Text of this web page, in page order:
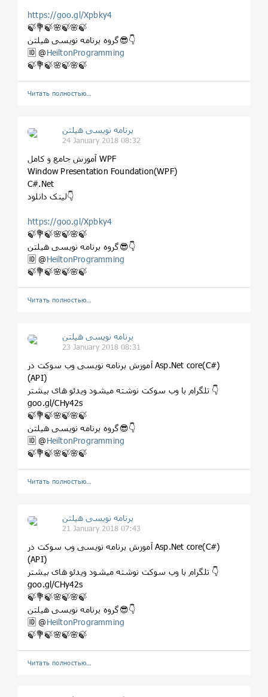
https://goo.gl/Xpbky4
🍃💐🍃🌸🍃🌸🍃
گروه برنامه نویسی هیلتن😎👇
🆔 @HeiltonProgramming
🍃💐🍃🌸🍃🌸🍃
Читать полностью…
برنامه نویسی هیلتن
24 January 2018 08:32
آموزش جامع و کامل WPF
Window Presentation Foundation(WPF)
C#.Net
لینک دانلود👇
https://goo.gl/Xpbky4
🍃💐🍃🌸🍃🌸🍃
گروه برنامه نویسی هیلتن😎👇
🆔 @HeiltonProgramming
🍃💐🍃🌸🍃🌸🍃
Читать полностью…
برنامه نویسی هیلتن
23 January 2018 08:31
آموزش برنامه نویسی وب سوکت در Asp.Net core(C#)
(API)
تلگرام با وب سوکت نوشته میشود ویدئو های بیشتر 👇
goo.gl/CHy42s
🍃💐🍃🌸🍃🌸🍃
گروه برنامه نویسی هیلتن😎👇
🆔 @HeiltonProgramming
🍃💐🍃🌸🍃🌸🍃
Читать полностью…
برنامه نویسی هیلتن
21 January 2018 07:43
آموزش برنامه نویسی وب سوکت در Asp.Net core(C#)
(API)
تلگرام با وب سوکت نوشته میشود ویدئو های بیشتر 👇
goo.gl/CHy42s
🍃💐🍃🌸🍃🌸🍃
گروه برنامه نویسی هیلتن😎👇
🆔 @HeiltonProgramming
🍃💐🍃🌸🍃🌸🍃
Читать полностью…